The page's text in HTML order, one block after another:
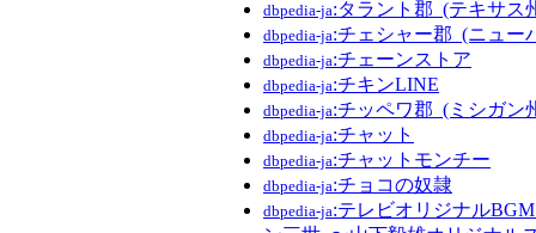
dbpedia-ja:タラント郡_(テキサス
dbpedia-ja:チェシャー郡_(ニュー
dbpedia-ja:チェーンストア
dbpedia-ja:チキンLINE
dbpedia-ja:チッペワ郡_(ミシガン
dbpedia-ja:チャット
dbpedia-ja:チャットモンチー
dbpedia-ja:チョコの奴隷
dbpedia-ja:テレビオリジナル